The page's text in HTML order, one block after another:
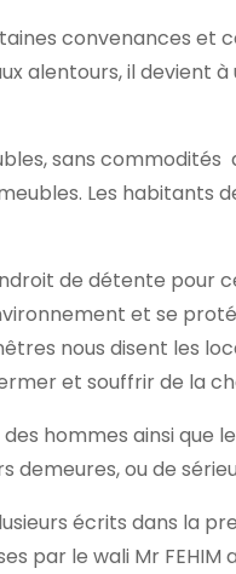
convenances
alentours, il devient
sans
Les
de détente pour
et se
nous disent les
et souffrir de la
des hommes ainsi
demeures, ou de
écrits dans la
par le wali Mr FEHIM